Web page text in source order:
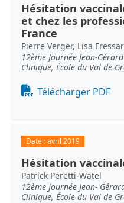
Hésitation
et chez les
France
Pierre Verger, Lisa
12ème Journée Jean-
Clinique, École du Val de
Document
Télécharger PDF
Date :avril 2019
Hésitation
Patrick Peretti-Watel
12ème Journée Jean-
Clinique, École du Val de